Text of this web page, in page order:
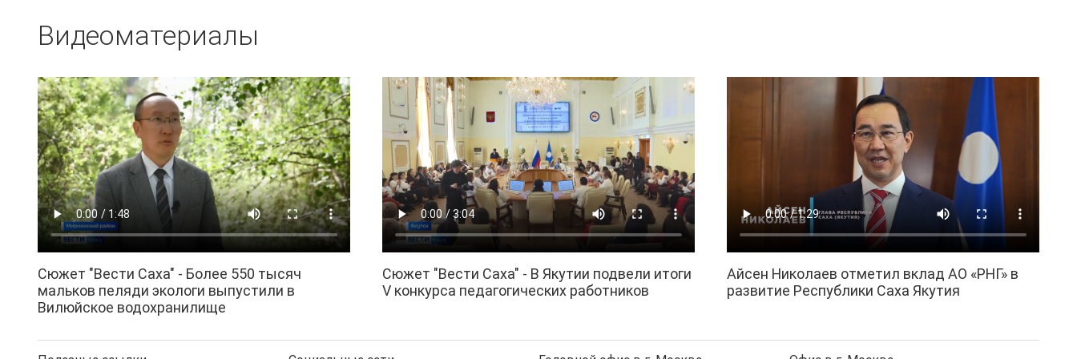
Видеоматериалы
Сюжет "Вести Саха" - Более 550 тысяч
мальков пеляди экологи выпустили в
Вилюйское водохранилище
Сюжет "Вести Саха" - В Якутии подвели итоги
V конкурса педагогических работников
Айсен Николаев отметил вклад АО «РНГ» в
развитие Республики Саха Якутия